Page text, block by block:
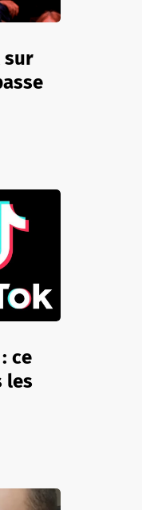
sur
ce
les